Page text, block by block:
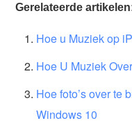
Gerelateerde
Hoe u Muziek op
Hoe U Muziek
Hoe foto’s over te
Windows 10